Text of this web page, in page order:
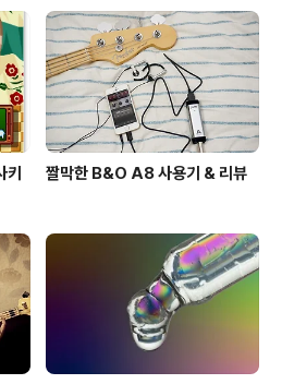
짤막한 B&O A8 사용기 & 리뷰